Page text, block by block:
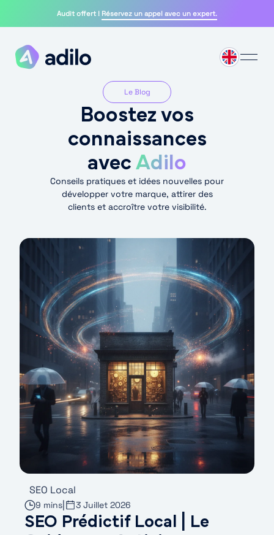
Audit offert ! Réservez un appel avec un expert.
Le Blog
Boostez vos
connaissances
avec Adilo
Conseils pratiques et idées nouvelles pour
développer votre marque, attirer des
clients et accroître votre visibilité.
SEO Local
9 mins 3 Juillet 2026
SEO Prédictif Local | Le